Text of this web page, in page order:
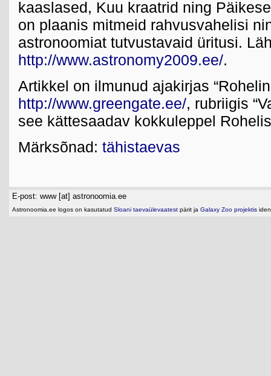
kaaslased, Kuu kraatrid ning
on plaanis mitmeid rahvusvahelisi
astronoomiat tutvustavaid üritusi.
http://www.astronomy2009.ee/.
Artikkel on ilmunud ajakirjas
http://www.greengate.ee/, rubriigis
see kättesaadav kokkuleppel
Märksõnad: tähistaevas
E-post: www [at] astronoomia.ee
Astronoomia.ee logos on kasutatud Sloani taevaülevaatest pärit ja Galaxy Zoo projektis